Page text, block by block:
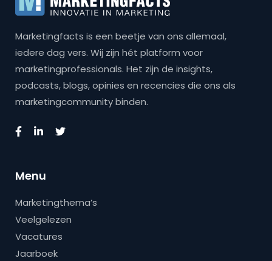
Marketingfacts is een beetje van ons allemaal,
iedere dag vers. Wij zijn hét platform voor
marketingprofessionals. Het zijn de insights,
podcasts, blogs, opinies en recencies die ons als
marketingcommunity binden.
Menu
Marketingthema’s
Veelgelezen
Vacatures
Jaarboek